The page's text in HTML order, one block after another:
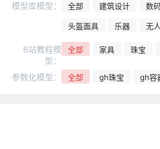
模型库模型： 全部 建筑设计 数
头盔面具 乐器 无
B站教程模
型：
全部 家具 珠宝
参数化模型： 全部 gh珠宝 gh容